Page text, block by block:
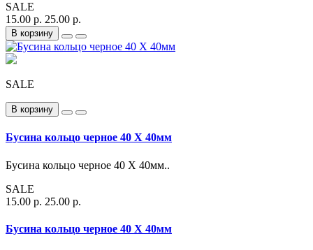
SALE
15.00 р. 25.00 р.
В корзину
SALE
В корзину
Бусина кольцо черное 40 Х 40мм
Бусина кольцо черное 40 Х 40мм..
SALE
15.00 р. 25.00 р.
Бусина кольцо черное 40 Х 40мм